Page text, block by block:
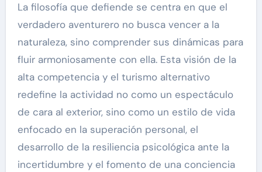
La filosofía que defiende se centra en que el
verdadero aventurero no busca vencer a la
naturaleza, sino comprender sus dinámicas para
fluir armoniosamente con ella. Esta visión de la
alta competencia y el turismo alternativo
redefine la actividad no como un espectáculo
de cara al exterior, sino como un estilo de vida
enfocado en la superación personal, el
desarrollo de la resiliencia psicológica ante la
incertidumbre y el fomento de una conciencia